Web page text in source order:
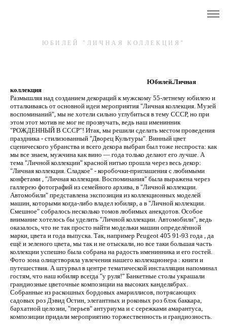
ВИДЫ ДЕЯТЕЛЬНОСТИ
КОНТАКТЫ
ЮБИЛЕЙ "ЛИЧНАЯ КОЛЛЕКЦИЯ"
Юбилей.Личная
коллекция
Размышляя над созданием декораций к мужскому 55-летнему юбилею и
отталкиваясь от основной идеи мероприятия "Личная коллекция. Музей
воспоминаний", мы не хотели сильно углубиться в тему СССР, но при
этом этот мотив не мог не прозвучать, ведь наш именинник
"РОЖДЕННЫЙ В СССР"! Итак, мы решили сделать местом проведения
праздника - стилизованный "Дворец Культуры". Винный цвет
сценического убранства и всего декора выбран был тоже неспроста: как
мы все знаем, мужчина как вино — года только делают его лучше. А
тема "Личной коллекции" красной нитью прошла через весь декор:
"Личная коллекция. Сладкое" - коробочки-приглашения с любимыми
конфетами , "Личная коллекция. Воспоминания" была выражена через
галлерею фотографий из семейного архива, в "Личной коллекции.
Автомобили" представлена экспозиция из коллекционных моделей
машин, которыми когда-либо владел юбиляр, а в "Личной коллекции.
Смешное" собралось несколько томов любимых анекдотов. Особое
внимание хотелось бы уделить "Личной коллекции. Автомобили", ведь
оказалось, что не так просто найти модельки машин определённой
марки, цвета и года выпуска. Так, например Peugeot 405 91-93 года , да
ещё и зеленого цвета, мы так и не отыскали, но все таки большая часть
коллекции успешно была собрана на радость именинника и его гостей.
Фото зона олицетворяла увлечения нашего коллекционера : книги и
путешествия. А штурвал в центре тематической инсталляции напоминал
гостям, что наш юбиляр всегда "у руля!" Банкетные столы украшали
грандиозные цветочные композиции на высоких канделябрах.
Собранные из раскошных бордовых амариллисов, потрясающих
садовых роз Дэвид Остин, элегантных и роковых роз блэк баккара,
бархатной целозии, "перьев" антуриума и с сережками амарантуса,
композиции придали мероприятию торжественность и грандиозность.